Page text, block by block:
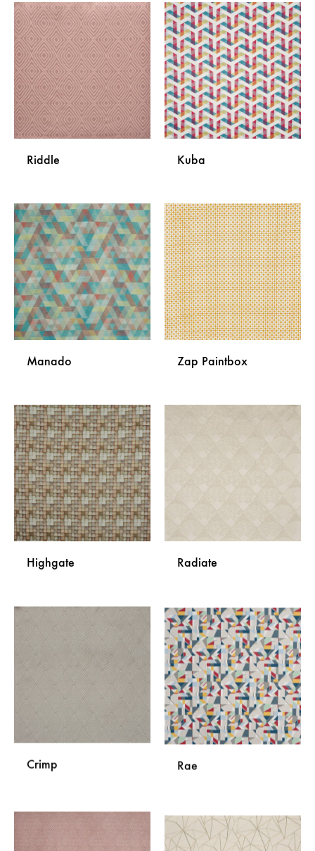
DODAJ
NA
LISTU
ŽELJA
NA
LISTU
ŽELJA
Riddle
DODAJ
NA
LISTU
ŽELJA
Kuba
NA
LISTU
ŽELJA
Manado
DODAJ
NA
LISTU
ŽELJA
Zap Paintbox
Highgate
DODAJ
NA
ŽELJA
Radiate
NA
LISTU
ŽELJA
Crimp
DODAJ
Rae
NA